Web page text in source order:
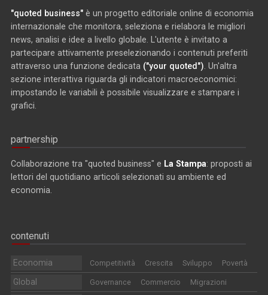
"quoted business" è un progetto editoriale online di economia
internazionale che monitora, seleziona e rielabora le migliori
news, analisi e idee a livello globale. L'utente è invitato a
partecipare attivamente preselezionando i contenuti preferiti
attraverso una funzione dedicata ("your quoted") . Un'altra
sezione interattiva riguarda gli indicatori macroeconomici:
impostando le variabili è possibile visualizzare e stampare i
grafici.
partnership
Collaborazione tra "quoted business" e La Stampa: proposti ai
lettori del quotidiano articoli selezionati su ambiente ed
economia.
contenuti
Economia Competitività Crescita Sviluppo Povertà
Global Governance Commercio Migrazioni